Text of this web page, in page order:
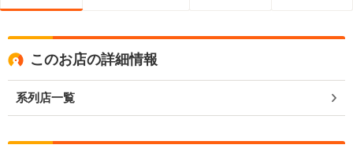
このお店の詳細情報
系列店一覧